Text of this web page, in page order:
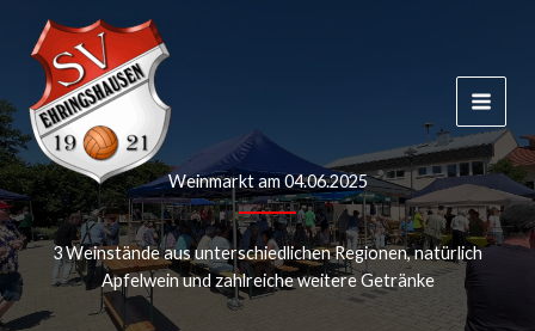
Inhalt
springen
Weinmarkt am 04.06.2025
3 Weinstände aus unterschiedlichen Regionen, natürlich
Apfelwein und zahlreiche weitere Getränke